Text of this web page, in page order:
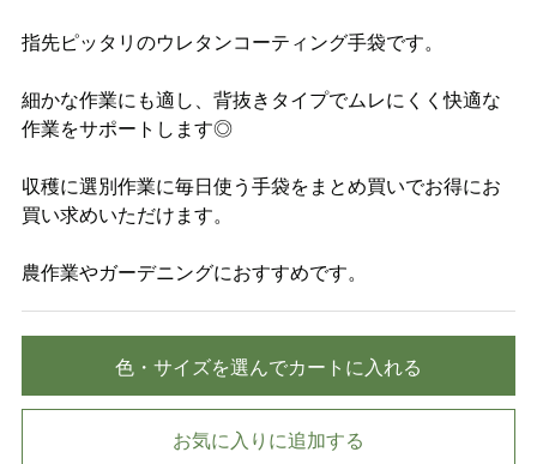
指先ピッタリのウレタンコーティング手袋です。
細かな作業にも適し、背抜きタイプでムレにくく快適な
作業をサポートします◎
収穫に選別作業に毎日使う手袋をまとめ買いでお得にお
買い求めいただけます。
農作業やガーデニングにおすすめです。
色・サイズを選んでカートに入れる
お気に入りに追加する